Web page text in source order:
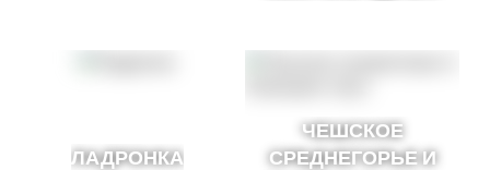
ЛАДРОНКА
ЧЕШСКОЕ
СРЕДНЕГОРЬЕ И